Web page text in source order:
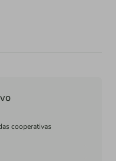
cooperativas